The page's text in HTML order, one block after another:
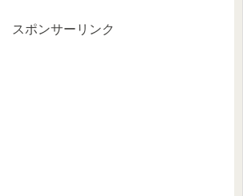
スポンサーリンク